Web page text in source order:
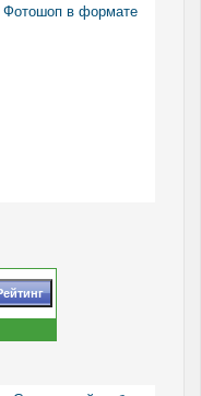
в формате